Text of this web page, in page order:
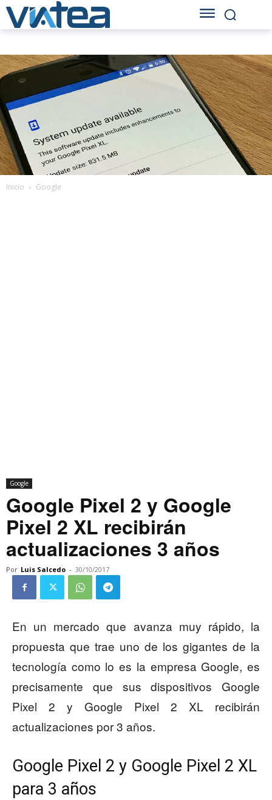
Inicio Google
Google
Google Pixel 2 y Google
Pixel 2 XL recibirán
actualizaciones 3 años
Por Luis Salcedo - 30/10/2017
En un mercado que avanza muy rápido, la
propuesta que trae uno de los gigantes de la
tecnología como lo es la empresa Google, es
precisamente que sus dispositivos Google
Pixel 2 y Google Pixel 2 XL recibirán
actualizaciones por 3 años.
Google Pixel 2 y Google Pixel 2 XL
para 3 años